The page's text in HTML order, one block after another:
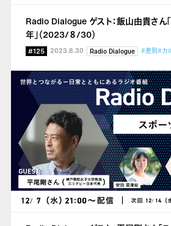
Radio Dialogue ゲスト：飯山由貴さん
年」（2023/８/30）
#125 2023.8.30 Radio Dialogue #差別#カ